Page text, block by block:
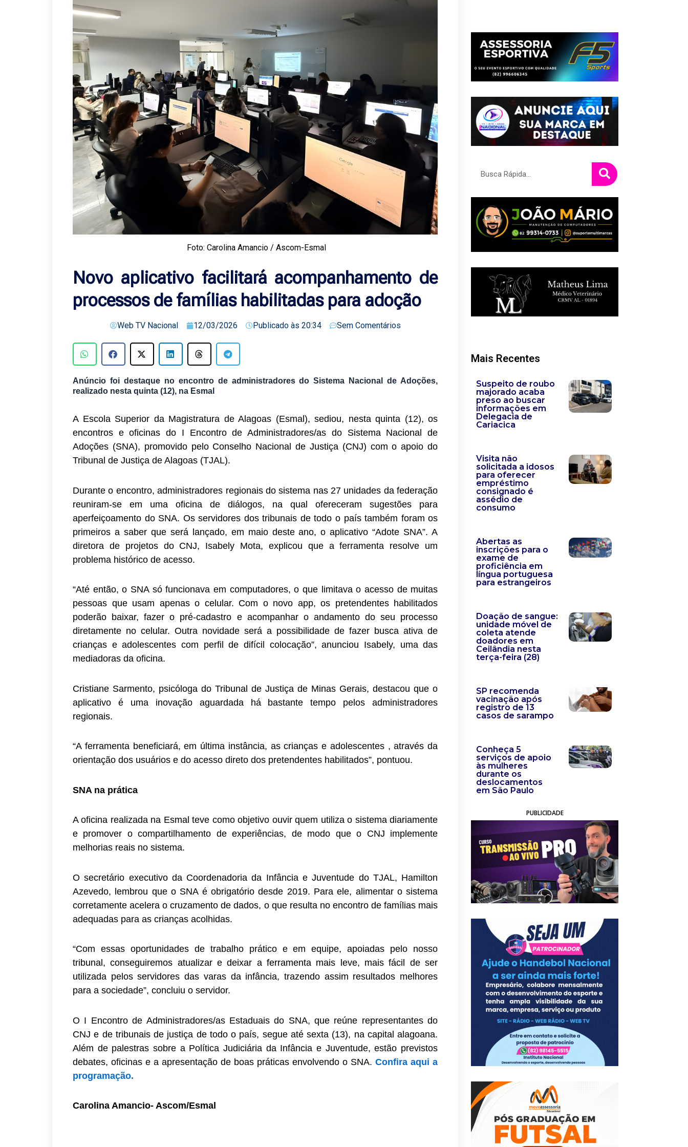
Foto: Carolina Amancio / Ascom-Esmal
Novo aplicativo facilitará acompanhamento de
processos de famílias habilitadas para adoção
Web TV Nacional 12/03/2026 Publicado às 20:34 Sem Comentários
Anúncio foi destaque no encontro de administradores do Sistema Nacional de Adoções,
realizado nesta quinta (12), na Esmal
A Escola Superior da Magistratura de Alagoas (Esmal), sediou, nesta quinta (12), os
encontros e oficinas do I Encontro de Administradores/as do Sistema Nacional de
Adoções (SNA), promovido pelo Conselho Nacional de Justiça (CNJ) com o apoio do
Tribunal de Justiça de Alagoas (TJAL).
Durante o encontro, administradores regionais do sistema nas 27 unidades da federação
reuniram-se em uma oficina de diálogos, na qual ofereceram sugestões para
aperfeiçoamento do SNA. Os servidores dos tribunais de todo o país também foram os
primeiros a saber que será lançado, em maio deste ano, o aplicativo “Adote SNA”. A
diretora de projetos do CNJ, Isabely Mota, explicou que a ferramenta resolve um
problema histórico de acesso.
“Até então, o SNA só funcionava em computadores, o que limitava o acesso de muitas
pessoas que usam apenas o celular. Com o novo app, os pretendentes habilitados
poderão baixar, fazer o pré-cadastro e acompanhar o andamento do seu processo
diretamente no celular. Outra novidade será a possibilidade de fazer busca ativa de
crianças e adolescentes com perfil de difícil colocação”, anunciou Isabely, uma das
mediadoras da oficina.
Cristiane Sarmento, psicóloga do Tribunal de Justiça de Minas Gerais, destacou que o
aplicativo é uma inovação aguardada há bastante tempo pelos administradores
regionais.
“A ferramenta beneficiará, em última instância, as crianças e adolescentes , através da
orientação dos usuários e do acesso direto dos pretendentes habilitados”, pontuou.
SNA na prática
A oficina realizada na Esmal teve como objetivo ouvir quem utiliza o sistema diariamente
e promover o compartilhamento de experiências, de modo que o CNJ implemente
melhorias reais no sistema.
O secretário executivo da Coordenadoria da Infância e Juventude do TJAL, Hamilton
Azevedo, lembrou que o SNA é obrigatório desde 2019. Para ele, alimentar o sistema
corretamente acelera o cruzamento de dados, o que resulta no encontro de famílias mais
adequadas para as crianças acolhidas.
“Com essas oportunidades de trabalho prático e em equipe, apoiadas pelo nosso
tribunal, conseguiremos atualizar e deixar a ferramenta mais leve, mais fácil de ser
utilizada pelos servidores das varas da infância, trazendo assim resultados melhores
para a sociedade”, concluiu o servidor.
O I Encontro de Administradores/as Estaduais do SNA, que reúne representantes do
CNJ e de tribunais de justiça de todo o país, segue até sexta (13), na capital alagoana.
Além de palestras sobre a Política Judiciária da Infância e Juventude, estão previstos
debates, oficinas e a apresentação de boas práticas envolvendo o SNA.Confira aqui a
programação.
Carolina Amancio- Ascom/Esmal
Mais Recentes
Suspeito de roubo
majorado acaba
preso ao buscar
informações em
Delegacia de
Cariacica
Visita não
solicitada a idosos
para oferecer
empréstimo
consignado é
assédio de
consumo
Abertas as
inscrições para o
exame de
proficiência em
língua portuguesa
para estrangeiros
Doação de sangue:
unidade móvel de
coleta atende
doadores em
Ceilândia nesta
terça-feira (28)
SP recomenda
vacinação após
registro de 13
casos de sarampo
Conheça 5
serviços de apoio
às mulheres
durante os
deslocamentos
em São Paulo
PUBLICIDADE